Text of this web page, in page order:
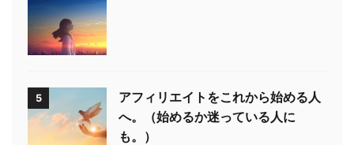
5
アフィリエイトをこれから始める人
へ。（始めるか迷っている人に
も。）